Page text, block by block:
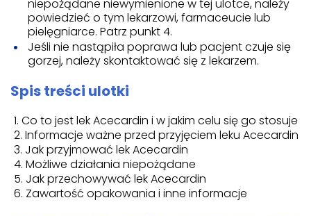
niepożądane niewymienione w tej ulotce, należy
powiedzieć o tym lekarzowi, farmaceucie lub
pielęgniarce. Patrz punkt 4.
Jeśli nie nastąpiła poprawa lub pacjent czuje się
gorzej, należy skontaktować się z lekarzem.
Spis treści ulotki
Co to jest lek Acecardin i w jakim celu się go stosuje
Informacje ważne przed przyjęciem leku Acecardin
Jak przyjmować lek Acecardin
Możliwe działania niepożądane
Jak przechowywać lek Acecardin
Zawartość opakowania i inne informacje